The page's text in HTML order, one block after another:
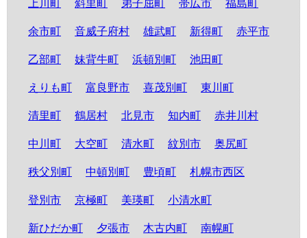
上川町 斜里町 弟子屈町 帯広市 福島町
余市町 音威子府村 雄武町 新得町 赤平市
乙部町 妹背牛町 浜頓別町 池田町
えりも町 富良野市 喜茂別町 東川町
清里町 鶴居村 北見市 知内町 赤井川村
中川町 大空町 清水町 紋別市 奥尻町
秩父別町 中頓別町 豊頃町 札幌市西区
登別市 京極町 美瑛町 小清水町
新ひだか町 夕張市 木古内町 南幌町